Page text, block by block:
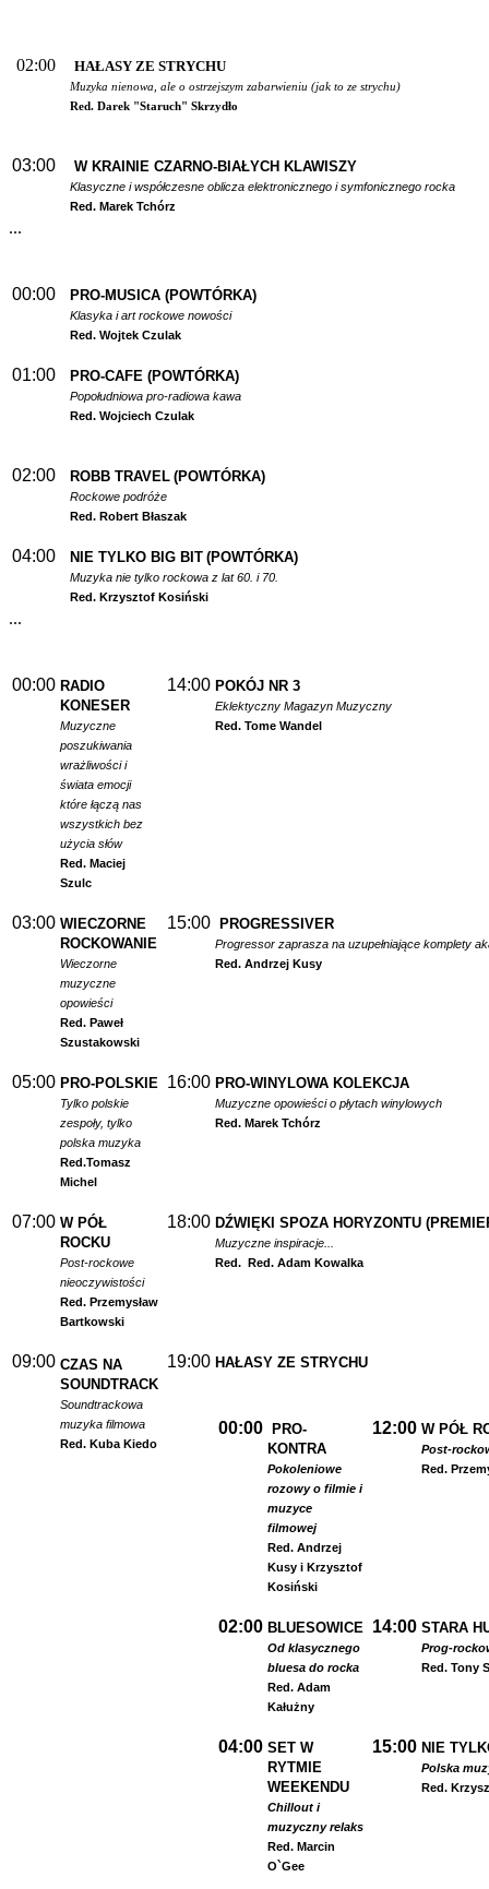
02:00 HAŁASY ZE STRYCHU
Muzyka nienowa, ale o ostrzejszym zabarwieniu (jak to ze strychu)
Red. Darek "Staruch" Skrzydło
03:00 W KRAINIE CZARNO-BIAŁYCH KLAWISZY
Klasyczne i współczesne oblicza elektronicznego i symfonicznego rocka
Red. Marek Tchórz
...
00:00 PRO-MUSICA (POWTÓRKA)
Klasyka i art rockowe nowości
Red. Wojtek Czulak
01:00 PRO-CAFE (POWTÓRKA)
Popołudniowa pro-radiowa kawa
Red. Wojciech Czulak
02:00 ROBB TRAVEL (POWTÓRKA)
Rockowe podróże
Red. Robert Błaszak
04:00 NIE TYLKO BIG BIT (POWTÓRKA)
Muzyka nie tylko rockowa z lat 60. i 70.
Red. Krzysztof Kosiński
...
00:00 RADIO
KONESER
Muzyczne
poszukiwania
wrażliwości i
świata emocji
które łączą nas
wszystkich bez
użycia słów
Red. Maciej
Szulc
14:00 POKÓJ NR 3
Eklektyczny Magazyn Muzyczny
Red. Tome Wandel
03:00 WIECZORNE
ROCKOWANIE
Wieczorne
muzyczne
opowieści
Red. Paweł
Szustakowski
15:00 PROGRESSIVER
Progressor zaprasza na uzupełniające komplety
Red. Andrzej Kusy
05:00 PRO-POLSKIE
Tylko polskie
zespoły, tylko
polska muzyka
Red.Tomasz
Michel
16:00 PRO-WINYLOWA KOLEKCJA
Muzyczne opowieści o płytach winylowych
Red. Marek Tchórz
07:00 W PÓŁ
ROCKU
Post-rockowe
nieoczywistości
Red. Przemysław
Bartkowski
18:00 DŹWIĘKI SPOZA HORYZONTU
Muzyczne inspiracje...
Red. Red. Adam Kowalka
09:00 CZAS NA
SOUNDTRACK
Soundtrackowa
muzyka filmowa
Red. Kuba Kiedo
19:00 HAŁASY ZE STRYCHU
00:00
PRO-
KONTRA
Pokoleniowe
rozowy o filmie i
muzyce
filmowej
Red. Andrzej
Kusy i Krzysztof
Kosiński
12:00 W PÓŁ
Post-
Red.
02:00 BLUESOWICE
Od klasycznego
bluesa do rocka
Red. Adam
Kałużny
14:00 STARA
Prog-
Red. Tony
04:00 SET W
RYTMIE
WEEKENDU
Chillout i
muzyczny relaks
Red. Marcin
O`Gee
15:00 NIE
Polska
Red.